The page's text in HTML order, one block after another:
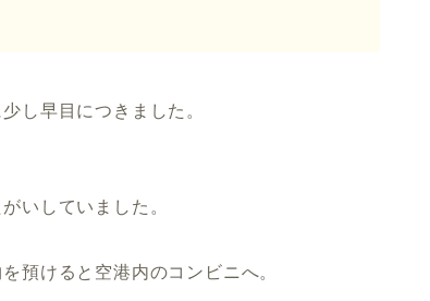
し早目につきました。
いしていました。
預けると空港内のコンビニへ。